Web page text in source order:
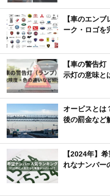
【車のエン
ーク・ロゴを
【車の警告
示灯の意味と
オービスとは
後の罰金など
【2024年】
れなナンバー